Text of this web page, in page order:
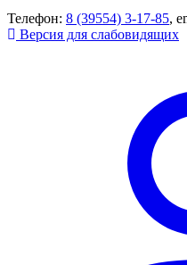
Телефон: 8 (39554) 3-17-85,
Версия для слабовидящих